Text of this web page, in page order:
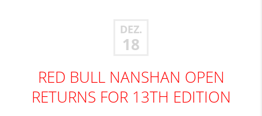
DEZ.
18
RED BULL NANSHAN OPEN
RETURNS FOR 13TH EDITION